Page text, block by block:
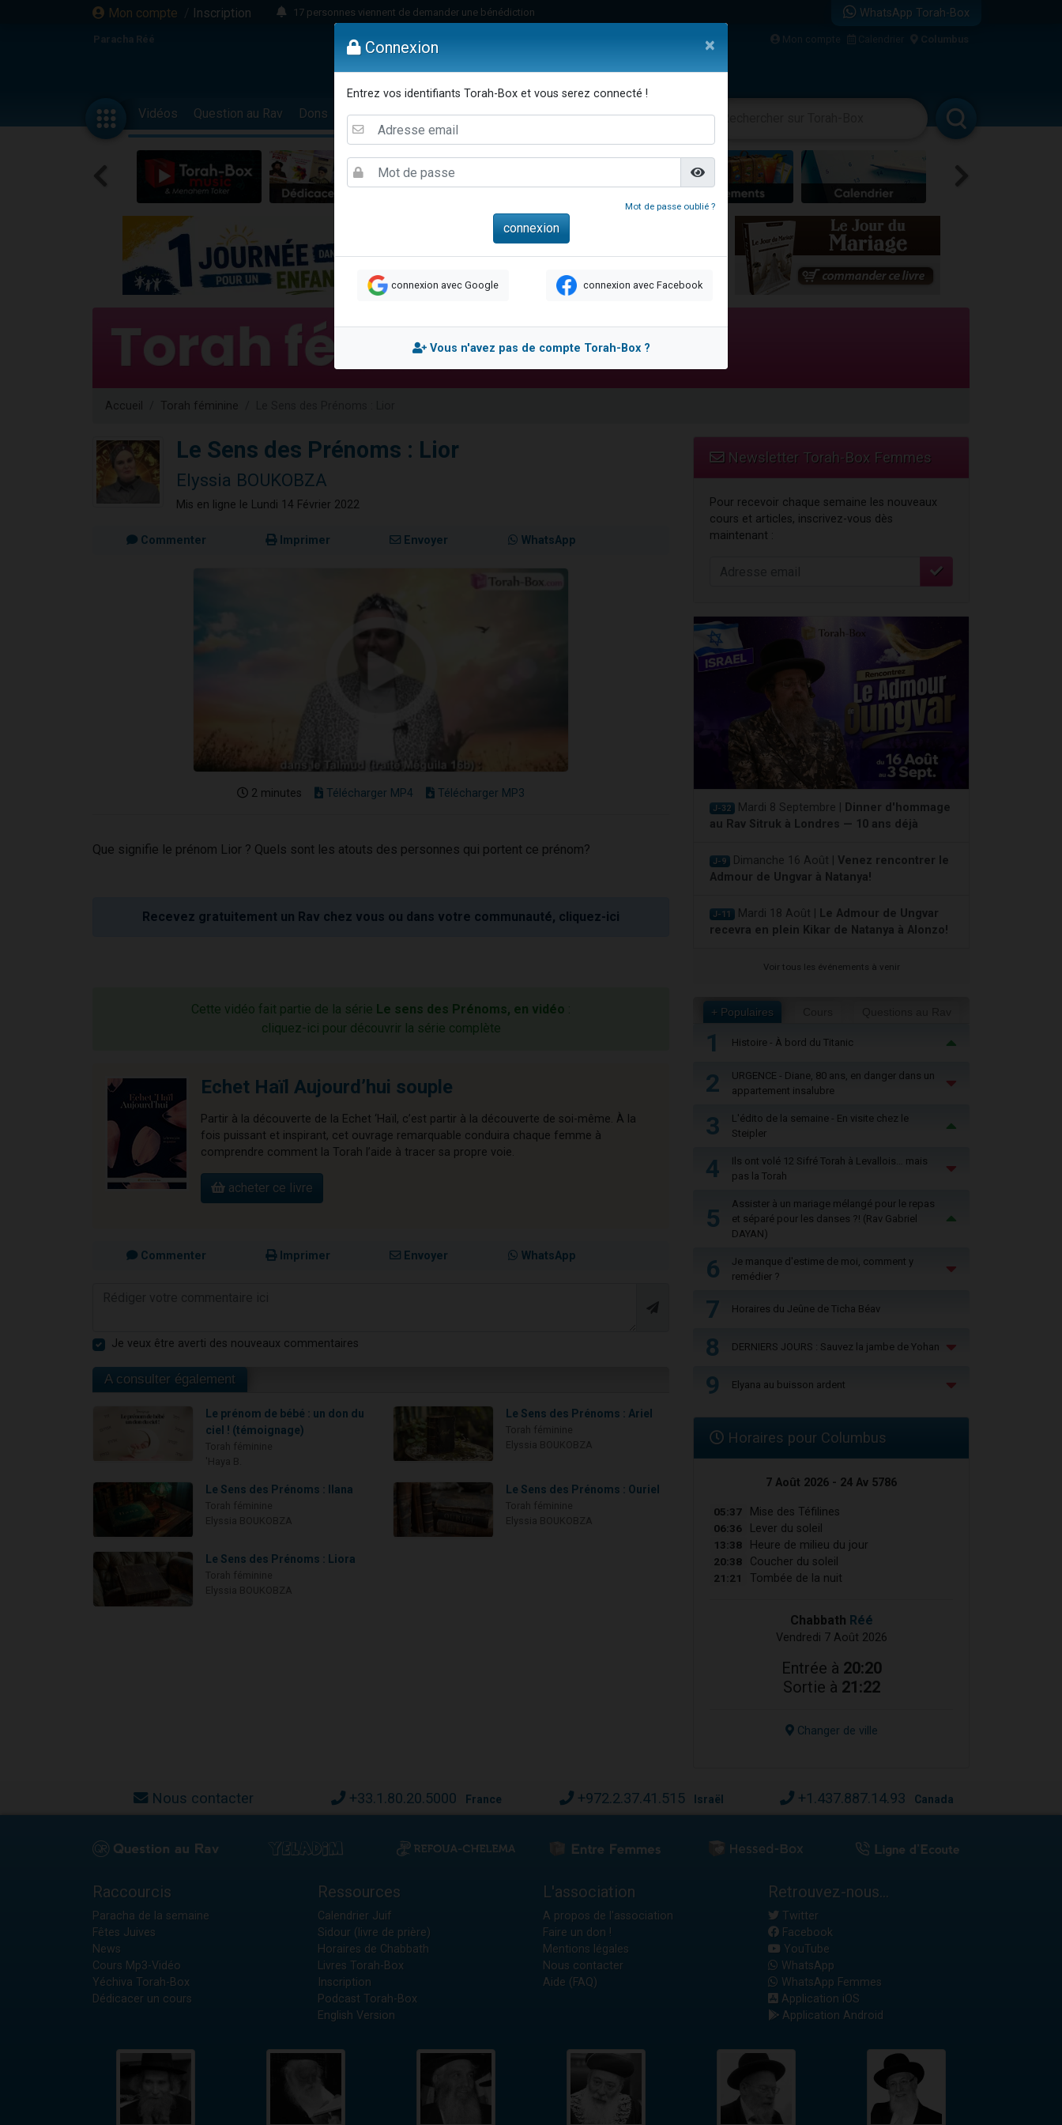
Mon compte / Inscription
17 personnes viennent de demander une bénédiction
Il reste 49 places pour étudier en groupe sur Zoom
4 personnes viennent de nous rejoindre sur WhatsApp
3 personnes viennent de nous rejoindre sur WhatsApp
Odaya vient de donner son Maasser
3 personnes viennent de faire un don pour 5 jours de vacances aux Orphelins
2 personnes viennent de nous rejoindre sur WhatsApp
13 personnes viennent de demander une bénédiction
Il reste 49 places pour étudier en groupe sur Zoom
30 personnes viennent de faire un don pour Sauvez la jambe de Yohan
12 nouvelles musiques dans Torah-Box Music
3 personnes viennent de nous rejoindre sur WhatsApp
2 personnes viennent de nous rejoindre sur WhatsApp
3 personnes viennent de nous rejoindre sur WhatsApp
2 nouvelles musiques dans Torah-Box Music
Nouvelle émission radio : Visions de grandeur n°104 : Le Chabbath et le Birkat Hamazone à travers le temps
WhatsApp Torah-Box
Paracha Réé Mon compte Calendrier Columbus
Vidéos Question au Rav Dons Femmes Enfants Etude sur Texte Musique Paracha Divertissements
Accueil Torah féminine
Le Sens des Prénoms : Lior
Elyssia BOUKOBZA
Mis en ligne le Lundi 14 Février 2022
Commenter Imprimer Envoyer WhatsApp
2 minutes Télécharger MP4 Télécharger MP3
Que signifie le prénom Lior ? Quels sont les atouts des personnes qui portent ce prénom?
Recevez gratuitement un Rav chez vous ou dans votre communauté, cliquez-ici
Cette vidéo fait partie de la série Le sens des Prénoms, en vidéo :
cliquez-ici pour découvrir la série complète
Echet Haïl Aujourd’hui souple
Partir à la découverte de la Echet ‘Haïl, c’est partir à la découverte de soi-même. À la
fois puissant et inspirant, cet ouvrage remarquable conduira chaque femme à
comprendre comment la Torah l’aide à tracer sa propre voie.
acheter ce livre
Commenter Imprimer Envoyer WhatsApp
Je veux être averti des nouveaux commentaires
A consulter également
Le prénom de bébé : un don du
ciel ! (témoignage)
Le Sens des Prénoms : Ariel
Le Sens des Prénoms : Ilana Le Sens des Prénoms : Ouriel
Le Sens des Prénoms : Liora
Newsletter Torah-Box Femmes
Pour recevoir chaque semaine les nouveaux
cours et articles, inscrivez-vous dès
maintenant :
J-32 Mardi 8 Septembre |
Dinner d'hommage
au Rav Sitruk à Londres — 10 ans déjà
J-9 Dimanche 16 Août | Venez rencontrer le
Admour de Ungvar à Natanya!
J-11 Mardi 18 Août |
Le Admour de Ungvar
recevra en plein Kikar de Natanya à Alonzo!
Voir tous les événements à venir
+ Populaires
1 Histoire - À bord du Titanic
2
URGENCE - Diane, 80 ans, en danger dans un
appartement insalubre
3
L'édito de la semaine - En visite chez le
Steipler
4
Ils ont volé 12 Sifré Torah à Levallois… mais
pas la Torah
5
Assister à un mariage mélangé pour le repas
et séparé pour les danses ?! (Rav Gabriel
DAYAN)
6
Je manque d'estime de moi, comment y
remédier ?
7 Horaires du Jeûne de Ticha Béav
8 DERNIERS JOURS : Sauvez la jambe de Yohan
9 Elyana au buisson ardent
Horaires pour Columbus
7 Août 2026 - 24 Av 5786
05:37 Mise des Téfilines
06:36 Lever du soleil
13:38 Heure de milieu du jour
20:38 Coucher du soleil
21:21 Tombée de la nuit
Chabbath Réé
Vendredi 7 Août 2026
Entrée à 20:20
Sortie à 21:22
Changer de ville
Nous contacter +33.1.80.20.5000 France +972.2.37.41.515 Israël +1.437.887.14.93 Canada
Raccourcis
Paracha de la semaine
Fêtes Juives
News
Cours Mp3-Vidéo
Yéchiva Torah-Box
Dédicacer un cours
Ressources
Calendrier Juif
Sidour (livre de prière)
Horaires de Chabbath
Livres Torah-Box
Inscription
Podcast Torah-Box
English Version
L'association
A propos de l'association
Faire un don !
Mentions légales
Nous contacter
Aide (FAQ)
Retrouvez-nous...
Twitter
Facebook
YouTube
WhatsApp
WhatsApp Femmes
Application iOS
Application Android
Connexion ×
Entrez vos identifiants Torah-Box et vous serez connecté !
Mot de passe oublié ?
connexion avec Google connexion avec Facebook
Vous n'avez pas de compte Torah-Box ?